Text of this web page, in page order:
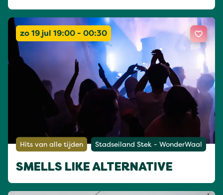
zo 19 jul 19:00 - 00:30
Hits van alle tijden Stadseiland Stek - WonderWaal
SMELLS LIKE ALTERNATIVE